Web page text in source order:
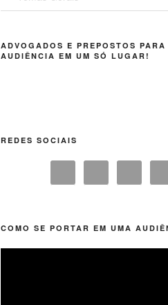
ADVOGADOS E PREPOSTOS
AUDIÊNCIA EM UM SÓ LUGAR!
REDES SOCIAIS
COMO SE PORTAR EM UMA